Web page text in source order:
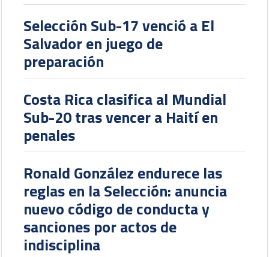
Selección Sub-17 venció a El
Salvador en juego de
preparación
Costa Rica clasifica al Mundial
Sub-20 tras vencer a Haití en
penales
Ronald González endurece las
reglas en la Selección: anuncia
nuevo código de conducta y
sanciones por actos de
indisciplina